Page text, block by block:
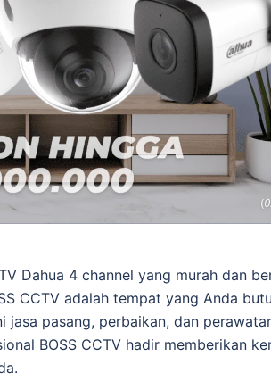
Dahua 4 channel yang murah dan
CCTV adalah tempat yang Anda
pasang, perbaikan, dan
BOSS CCTV hadir memberikan